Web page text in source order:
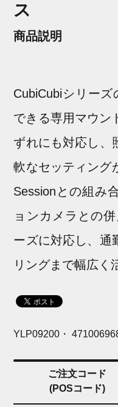
ス
商品説明
CubiCubiシリー
できる専用マウン
ずれにも対応し、
軟なセッティング
Sessionとの組み
ョンカメラとの
ーズに対応し、通
リングまで幅広く
YLP09200・
ご注文コード
(POSコード)